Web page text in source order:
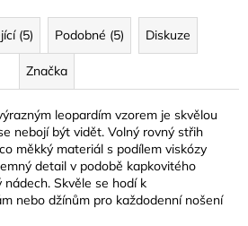
(5) Podobné (5) Diskuze
Značka
leopardím vzorem je skvělou
nebojí být vidět. Volný rovný střih
měkký materiál s podílem viskózy
detail v podobě kapkovitého
Skvěle se hodí k
nebo džínům pro každodenní nošení